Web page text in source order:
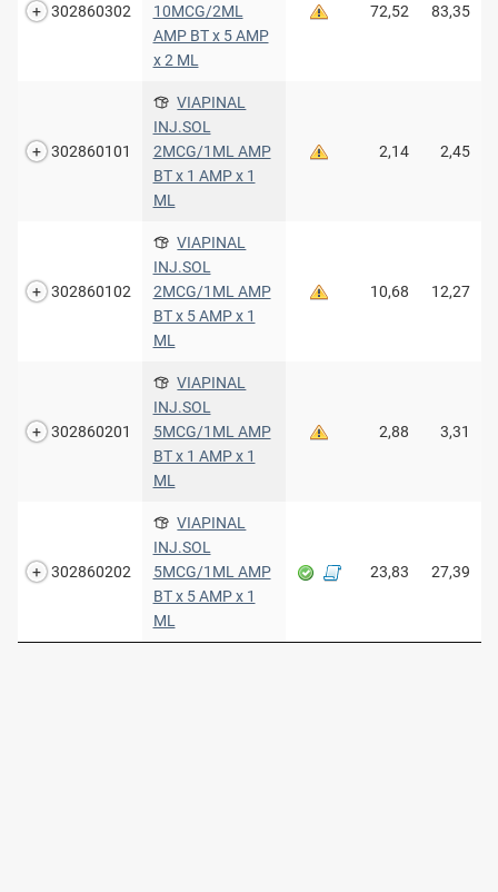
302860302
10MCG/2ML
AMP BT x 5 AMP
x 2 ML
72,52 83,35
302860101
VIAPINAL
INJ.SOL
2MCG/1ML AMP
BT x 1 AMP x 1
ML
2,14 2,45
302860102
VIAPINAL
INJ.SOL
2MCG/1ML AMP
BT x 5 AMP x 1
ML
10,68 12,27
302860201
VIAPINAL
INJ.SOL
5MCG/1ML AMP
BT x 1 AMP x 1
ML
2,88 3,31
302860202
VIAPINAL
INJ.SOL
5MCG/1ML AMP
BT x 5 AMP x 1
ML
23,83 27,39